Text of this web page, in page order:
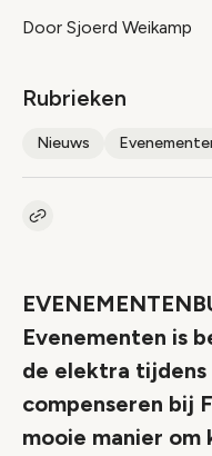
Door Sjoerd Weikamp
Rubrieken
Nieuws
Kopieer link naar artikel
Evenementen is
de elektra tijdens
compenseren bij
mooie manier